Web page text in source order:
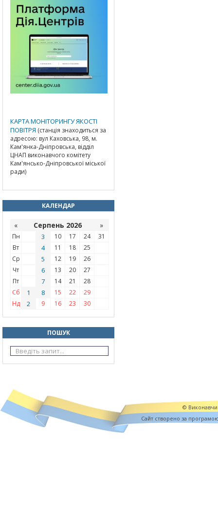
КАРТА МОНІТОРИНГУ ЯКОСТІ
ПОВІТРЯ (станція знаходиться за
адресою: вул Каховська, 98, м.
Кам'янка-Дніпровська, відділ
ЦНАП виконавчого комітету
Кам'янсько-Дніпровської міської
ради)
КАЛЕНДАР
« Серпень 2026 »
Пн 3 10 17 24
31
Вт
4 11 18
25
Ср
5 12 19
26
Чт
6 13 20
27
Пт
7 14 21
28
Сб
1 8 15 22
29
Нд
2 9 16 23 30
ПОШУК
©
Cайт створено за